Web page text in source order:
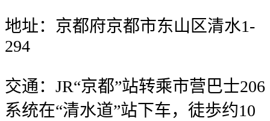
地址：京都府京都市东山区清水1-
294
交通：JR“京都”站转乘市营巴士206
系统在“清水道”站下车，徒歩约10